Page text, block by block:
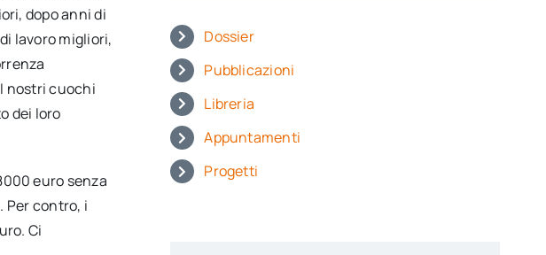
dopo anni di
lavoro migliori,
nostri cuochi
dei loro
euro senza
Per contro, i
Ci
Dossier
Pubblicazioni
Libreria
Appuntamenti
Progetti